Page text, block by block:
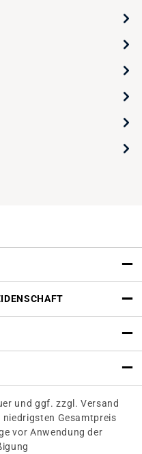
und ggf. zzgl. Versand
Gesamtpreis
vor Anwendung der